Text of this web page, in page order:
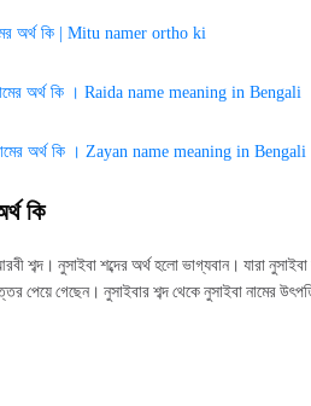
অর্থ কি | Mitu namer ortho ki
অর্থ কি । Raida name meaning in Bengali
অর্থ কি । Zayan name meaning in Bengali
কি
শব্দ। নুসাইবা শব্দের অর্থ হলো ভাগ্যবান। যারা
পেয়ে গেছেন। নুসাইবার শব্দ থেকে নুসাইবা নামের